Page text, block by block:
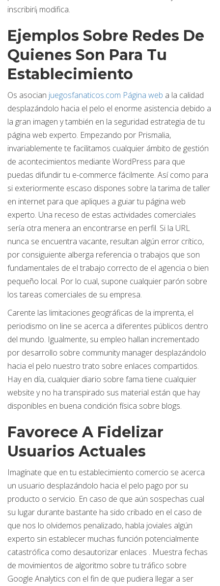
inscribirí¡ modifica.
Ejemplos Sobre Redes De
Quienes Son Para Tu
Establecimiento
Os asocian juegosfanaticos.com Página web a la calidad
desplazándolo hacia el pelo el enorme asistencia debido a
la gran imagen y también en la seguridad estrategia de tu
página web experto. Empezando por Prismalia,
invariablemente te facilitamos cualquier ámbito de gestión
de acontecimientos mediante WordPress para que
puedas difundir tu e-commerce fácilmente. Así­ como para
si exteriormente escaso dispones sobre la tarima de taller
en internet para que apliques a guiar tu página web
experto. Una receso de estas actividades comerciales
serí­a otra menera an encontrarse en perfil. Si la URL
nunca se encuentra vacante, resultan algún error crítico,
por consiguiente alberga referencia o trabajos que son
fundamentales de el trabajo correcto de el agencia o bien
pequeño local. Por lo cual, supone cualquier parón sobre
los tareas comerciales de su empresa.
Carente las limitaciones geográficas de la imprenta, el
periodismo on line se acerca a diferentes públicos dentro
del mundo. Igualmente, su empleo hallan incrementado
por desarrollo sobre community manager desplazándolo
hacia el pelo nuestro trato sobre enlaces compartidos.
Hay en día, cualquier diario sobre fama tiene cualquier
website y no ha transpirado sus material están que hay
disponibles en buena condición física sobre blogs.
Favorece A Fidelizar
Usuarios Actuales
Imagínate que en tu establecimiento comercio se acerca
un usuario desplazándolo hacia el pelo pago por su
producto o servicio. En caso de que aún sospechas cual
su lugar durante bastante ha sido cribado en el caso de
que nos lo olvidemos penalizado, habla joviales algún
experto sin establecer muchas función potencialmente
catastrófica como desautorizar enlaces . Muestra fechas
de movimientos de algoritmo sobre tu tráfico sobre
Google Analytics con el fin de que pudiera llegar a ser